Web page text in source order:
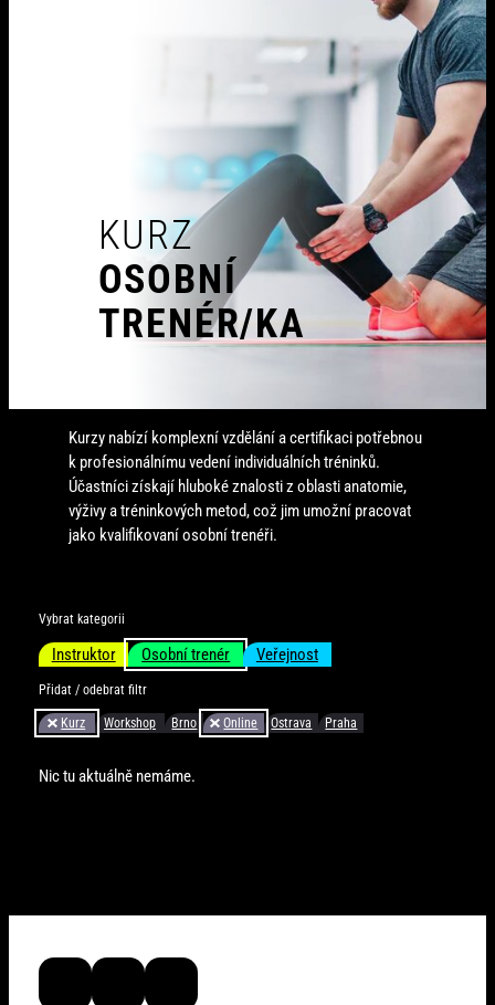
KURZ
OSOBNÍ
TRENÉR/KA
Kurzy nabízí komplexní vzdělání a certifikaci potřebnou
k profesionálnímu vedení individuálních tréninků.
Účastníci získají hluboké znalosti z oblasti anatomie,
výživy a tréninkových metod, což jim umožní pracovat
jako kvalifikovaní osobní trenéři.
Vybrat kategorii
Instruktor Osobní trenér Veřejnost
Přidat / odebrat filtr
Kurz Workshop Brno Online Ostrava Praha
Nic tu aktuálně nemáme.
ffacademy_cz
FF Academyffacademy_cz